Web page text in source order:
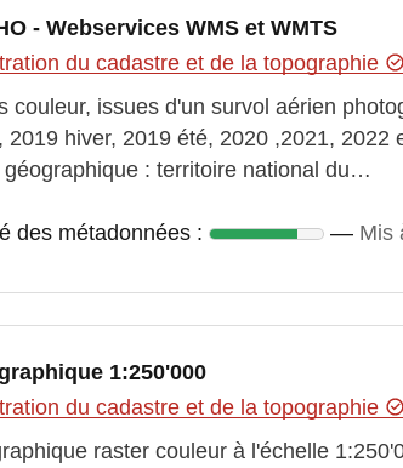
- Webservices WMS et WMTS
du cadastre et de la topographie
couleur, issues d'un survol aérien
2019 hiver, 2019 été, 2020 ,2021,
géographique : territoire national du…
métadonnées :
des métadonnées : Mis
1:250'000
du cadastre et de la topographie
raster couleur à l'échelle